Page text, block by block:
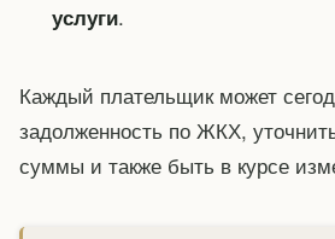
услуги.
Каждый плательщик может
задолженность по ЖКХ,
суммы и также быть в курсе